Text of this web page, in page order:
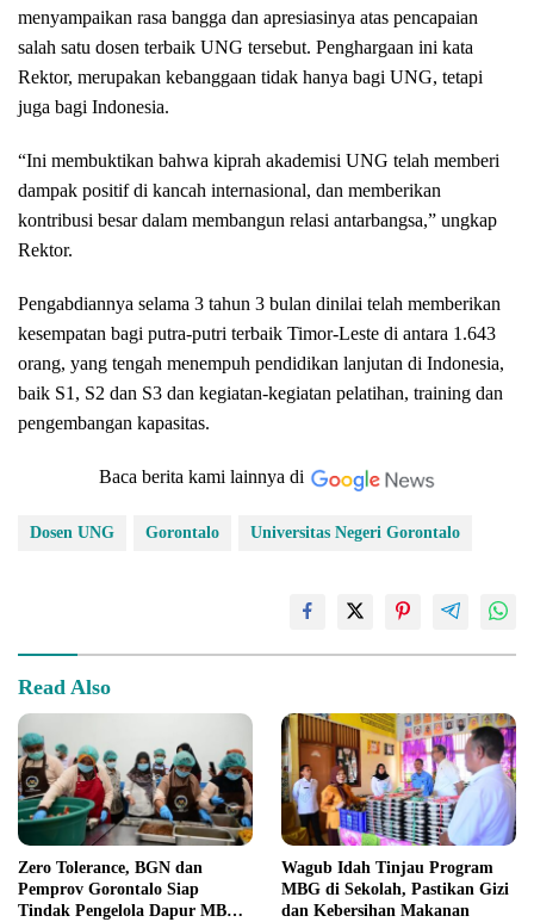
menyampaikan rasa bangga dan apresiasinya atas pencapaian
salah satu dosen terbaik UNG tersebut. Penghargaan ini kata
Rektor, merupakan kebanggaan tidak hanya bagi UNG, tetapi
juga bagi Indonesia.
“Ini membuktikan bahwa kiprah akademisi UNG telah memberi
dampak positif di kancah internasional, dan memberikan
kontribusi besar dalam membangun relasi antarbangsa,” ungkap
Rektor.
Pengabdiannya selama 3 tahun 3 bulan dinilai telah memberikan
kesempatan bagi putra-putri terbaik Timor-Leste di antara 1.643
orang, yang tengah menempuh pendidikan lanjutan di Indonesia,
baik S1, S2 dan S3 dan kegiatan-kegiatan pelatihan, training dan
pengembangan kapasitas.
Baca berita kami lainnya di
Dosen UNG Gorontalo Universitas Negeri Gorontalo
Read Also
Zero Tolerance, BGN dan
Pemprov Gorontalo Siap
Tindak Pengelola Dapur MBG
Wagub Idah Tinjau Program
MBG di Sekolah, Pastikan Gizi
dan Kebersihan Makanan